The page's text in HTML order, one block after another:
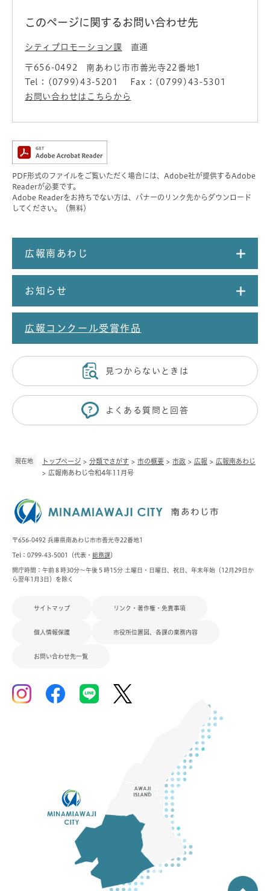
現在地 トップページ > 分類でさがす > 市の概要 > 市政 > 広報 > 広報南あわじ
> 広報南あわじ令和4年11月号
このページに関するお問い合わせ先
シティプロモーション課 直通
〒656-0492
南あわじ市市善光寺22番地1
Tel：(0799)43-5201
Fax：(0799)43-5301
お問い合わせはこちらから
PDF形式のファイルをご覧いただく場合には、Adobe社が提供するAdobe
Readerが必要です。
Adobe Readerをお持ちでない方は、バナーのリンク先からダウンロード
してください。（無料）
広報南あわじ
お知らせ
広報コンクール受賞作品
見つからないときは
よくある質問と回答
〒656-0492 兵庫県南あわじ市市善光寺22番地1
Tel：0799-43-5001（代表・ 総務課）
開庁時間：午前８時30分～午後５時15分 土曜日・日曜日、祝日、年末年始（12月29日か
ら翌年1月3日）を除く
サイトマップ リンク・著作権・免責事項
個人情報保護 市役所位置図、各課の業務内容
お問い合わせ先一覧